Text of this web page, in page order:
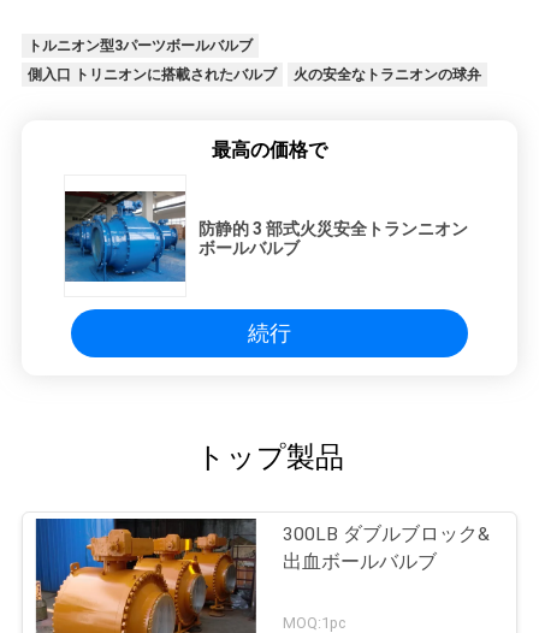
トルニオン型3パーツボールバルブ
側入口 トリニオンに搭載されたバルブ
火の安全なトラニオンの球弁
最高の価格で
防静的 3 部式火災安全トランニオン
ボールバルブ
続行
トップ製品
300LB ダブルブロック&
出血ボールバルブ
MOQ:1pc